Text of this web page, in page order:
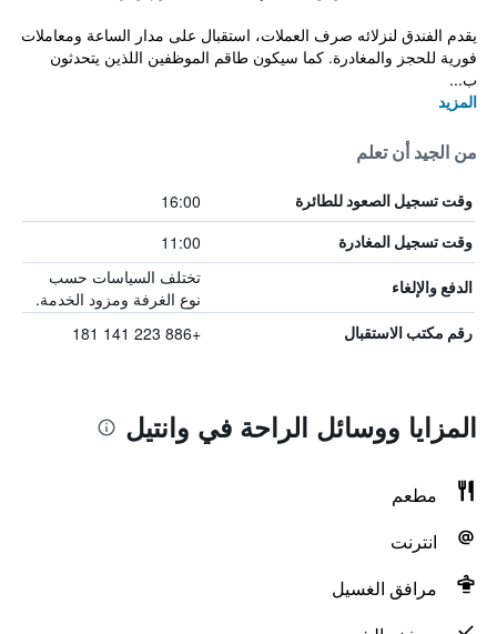
يقدم الفندق لنزلائه صرف العملات، استقبال على مدار الساعة ومعاملات
فورية للحجز والمغادرة. كما سيكون طاقم الموظفين اللذين يتحدثون
ب...
المزيد
من الجيد أن تعلم
وقت تسجيل الصعود للطائرة 16:00
وقت تسجيل المغادرة 11:00
الدفع والإلغاء
تختلف السياسات حسب
نوع الغرفة ومزود الخدمة.
رقم مكتب الاستقبال +886 223 141 181
المزايا ووسائل الراحة في وانتيل
مطعم
انترنت
مرافق الغسيل